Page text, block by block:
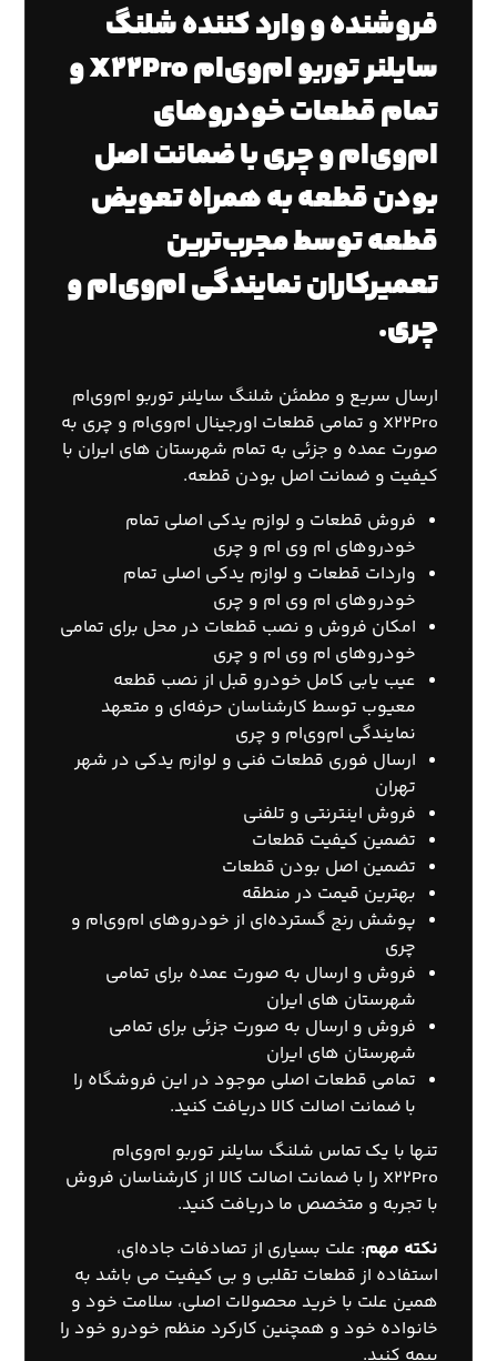
فروشنده و وارد کننده شلنگ
سایلنر توربو ام‌وی‌ام X22Pro و
تمام قطعات خودروهای
ام‌وی‌ام و چری با ضمانت اصل
بودن قطعه به همراه تعویض
قطعه توسط مجرب‌ترین
تعمیرکاران نمایندگی ام‌وی‌ام و
چری.
ارسال سریع و مطمئن شلنگ سایلنر توربو ام‌وی‌ام
X22Pro و تمامی قطعات اورجینال ام‌وی‌ام و چری به
صورت عمده و جزئی به تمام شهرستان های ایران با
کیفیت و ضمانت اصل بودن قطعه.
فروش قطعات و لوازم یدکی اصلی تمام
خودروهای ام وی ام و چری
واردات قطعات و لوازم یدکی اصلی تمام
خودروهای ام وی ام و چری
امکان فروش و نصب قطعات در محل برای تمامی
خودروهای ام وی ام و چری
عیب یابی کامل خودرو قبل از نصب قطعه
معیوب توسط کارشناسان حرفه‌ای و متعهد
نمایندگی ام‌وی‌ام و چری
ارسال فوری قطعات فنی و لوازم یدکی در شهر
تهران
فروش اینترنتی و تلفنی
تضمین کیفیت قطعات
تضمین اصل بودن قطعات
بهترین قیمت در منطقه
پوشش رنج گسترده‌ای از خودروهای ام‌وی‌ام و
چری
فروش و ارسال به صورت عمده برای تمامی
شهرستان های ایران
فروش و ارسال به صورت جزئی برای تمامی
شهرستان های ایران
تمامی قطعات اصلی موجود در این فروشگاه را
با ضمانت اصالت کالا دریافت کنید.
تنها با یک تماس شلنگ سایلنر توربو ام‌وی‌ام
X22Pro را با ضمانت اصالت کالا از کارشناسان فروش
با تجربه و متخصص ما دریافت کنید.
نکته مهم: علت بسیاری از تصادفات جاده‌ای،
استفاده از قطعات تقلبی و بی کیفیت می باشد به
همین علت با خرید محصولات اصلی، سلامت خود و
خانواده خود و همچنین کارکرد منظم خودرو خود را